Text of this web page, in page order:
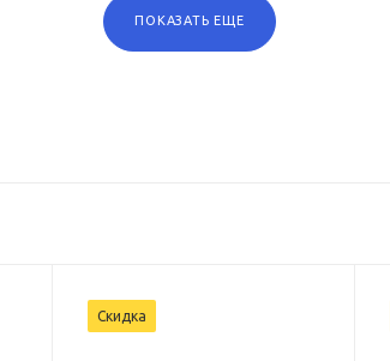
ПОКАЗАТЬ ЕЩЕ
Скидка